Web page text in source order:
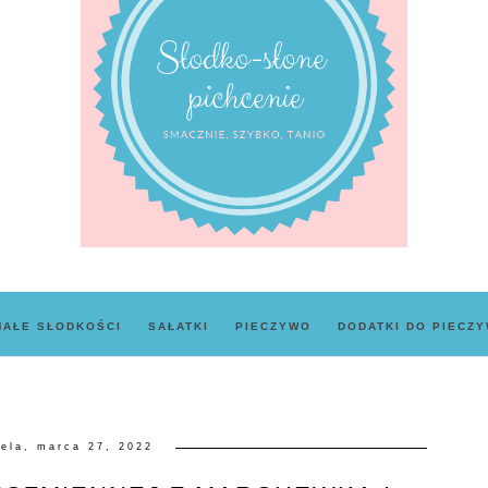
SŁODKOŚCI SAŁATKI PIECZYWO DODATKI DO
marca 27, 2022